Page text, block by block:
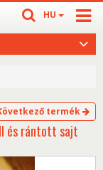
HU
termék
és rántott sajt